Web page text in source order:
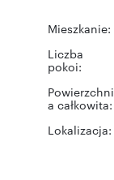
Mieszkanie:
Liczba
pokoi:
Powierzchni
a całkowita:
Lokalizacja: